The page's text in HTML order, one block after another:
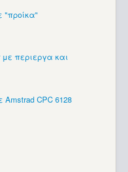
"προίκα"
με περιεργα και
CPC 6128